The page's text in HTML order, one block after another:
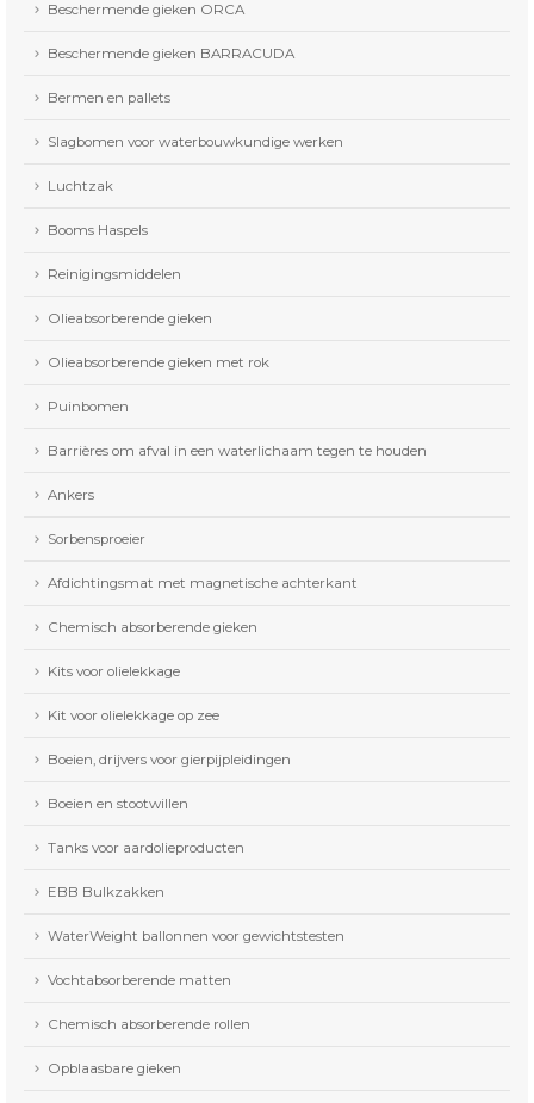
Beschermende gieken ORCA
Beschermende gieken BARRACUDA
Bermen en pallets
Slagbomen voor waterbouwkundige werken
Luchtzak
Booms Haspels
Reinigingsmiddelen
Olieabsorberende gieken
Olieabsorberende gieken met rok
Puinbomen
Barrières om afval in een waterlichaam tegen te houden
Ankers
Sorbensproeier
Afdichtingsmat met magnetische achterkant
Chemisch absorberende gieken
Kits voor olielekkage
Kit voor olielekkage op zee
Boeien, drijvers voor gierpijpleidingen
Boeien en stootwillen
Tanks voor aardolieproducten
EBB Bulkzakken
WaterWeight ballonnen voor gewichtstesten
Vochtabsorberende matten
Chemisch absorberende rollen
Opblaasbare gieken